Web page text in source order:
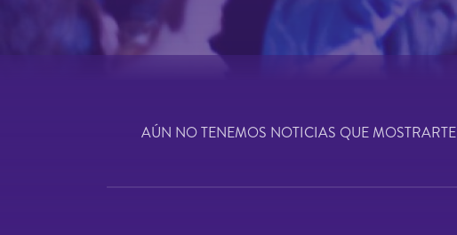
AÚN NO TENEMOS NOTICIAS QUE MOSTRARTE